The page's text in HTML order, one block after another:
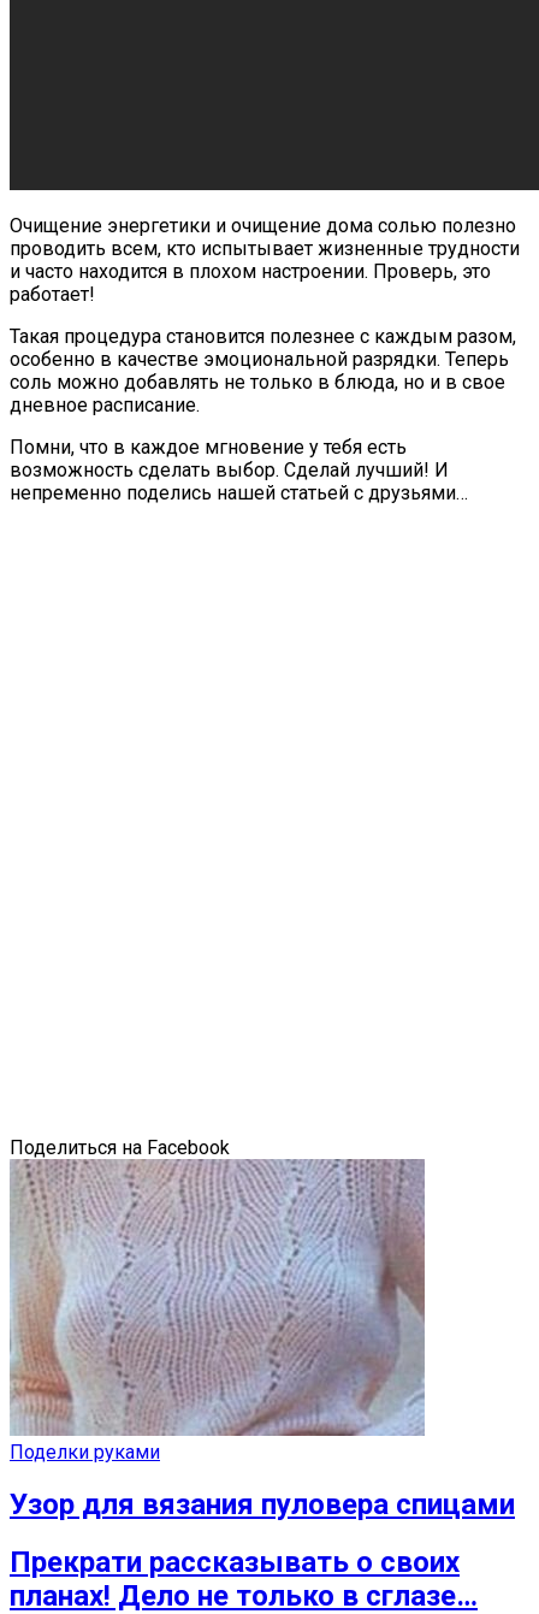
Очищение энергетики и очищение дома солью полезно
проводить всем, кто испытывает жизненные трудности
и часто находится в плохом настроении. Проверь, это
работает!
Такая процедура становится полезнее с каждым разом,
особенно в качестве эмоциональной разрядки. Теперь
соль можно добавлять не только в блюда, но и в свое
дневное расписание.
Помни, что в каждое мгновение у тебя есть
возможность сделать выбор. Сделай лучший! И
непременно поделись нашей статьей с друзьями…
Поделиться на Facebook
Поделки руками
Узор для вязания пуловера спицами
Прекрати рассказывать о своих
планах! Дело не только в сглазе…